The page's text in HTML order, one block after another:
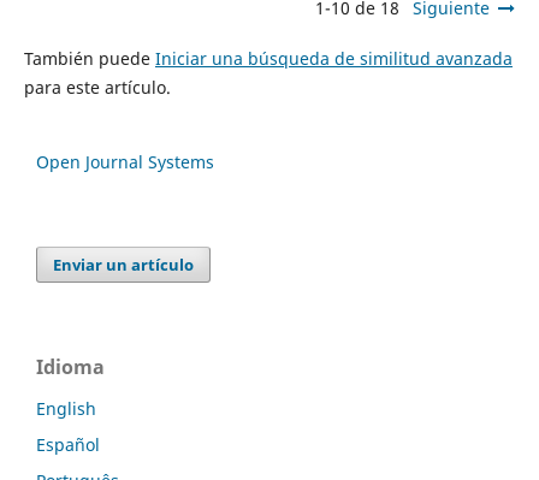
1-10 de 18 Siguiente
También puede Iniciar una búsqueda de similitud avanzada
para este artículo.
Open Journal Systems
Enviar un artículo
Idioma
English
Español